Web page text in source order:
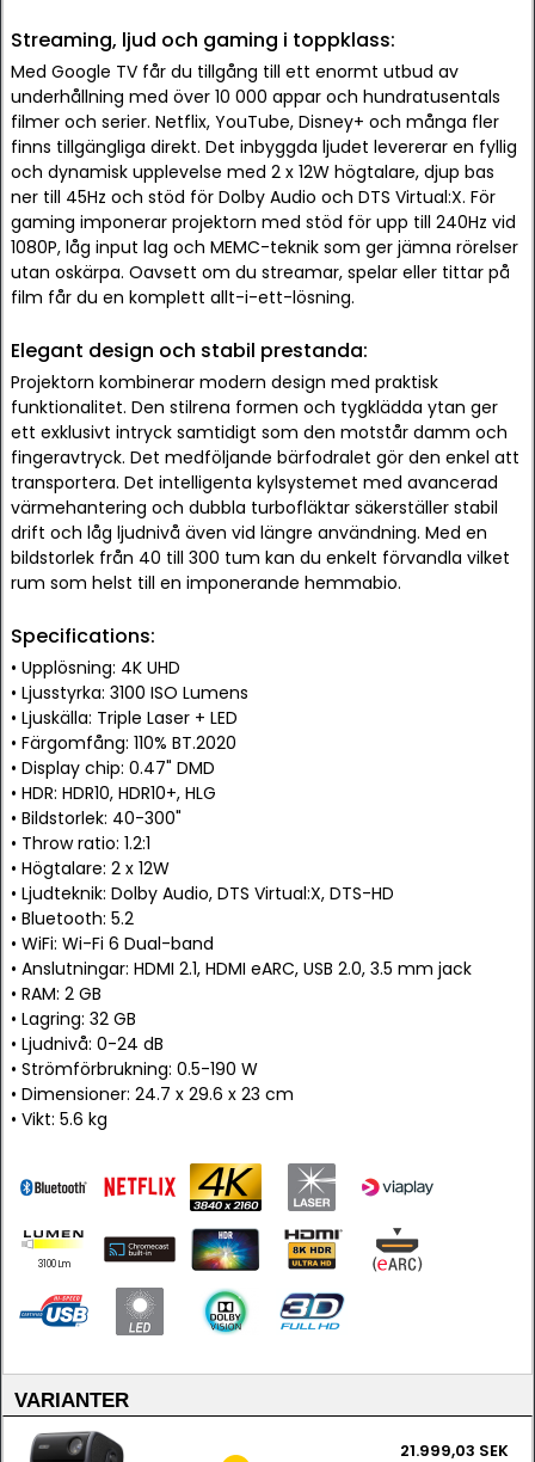
Streaming, ljud och gaming i toppklass:
Med Google TV får du tillgång till ett enormt utbud av
underhållning med över 10 000 appar och hundratusentals
filmer och serier. Netflix, YouTube, Disney+ och många fler
finns tillgängliga direkt. Det inbyggda ljudet levererar en fyllig
och dynamisk upplevelse med 2 x 12W högtalare, djup bas
ner till 45Hz och stöd för Dolby Audio och DTS Virtual:X. För
gaming imponerar projektorn med stöd för upp till 240Hz vid
1080P, låg input lag och MEMC-teknik som ger jämna rörelser
utan oskärpa. Oavsett om du streamar, spelar eller tittar på
film får du en komplett allt-i-ett-lösning.
Elegant design och stabil prestanda:
Projektorn kombinerar modern design med praktisk
funktionalitet. Den stilrena formen och tygklädda ytan ger
ett exklusivt intryck samtidigt som den motstår damm och
fingeravtryck. Det medföljande bärfodralet gör den enkel att
transportera. Det intelligenta kylsystemet med avancerad
värmehantering och dubbla turbofläktar säkerställer stabil
drift och låg ljudnivå även vid längre användning. Med en
bildstorlek från 40 till 300 tum kan du enkelt förvandla vilket
rum som helst till en imponerande hemmabio.
Specifications:
• Upplösning: 4K UHD
• Ljusstyrka: 3100 ISO Lumens
• Ljuskälla: Triple Laser + LED
• Färgomfång: 110% BT.2020
• Display chip: 0.47" DMD
• HDR: HDR10, HDR10+, HLG
• Bildstorlek: 40-300"
• Throw ratio: 1.2:1
• Högtalare: 2 x 12W
• Ljudteknik: Dolby Audio, DTS Virtual:X, DTS-HD
• Bluetooth: 5.2
• WiFi: Wi-Fi 6 Dual-band
• Anslutningar: HDMI 2.1, HDMI eARC, USB 2.0, 3.5 mm jack
• RAM: 2 GB
• Lagring: 32 GB
• Ljudnivå: 0-24 dB
• Strömförbrukning: 0.5-190 W
• Dimensioner: 24.7 x 29.6 x 23 cm
• Vikt: 5.6 kg
3100 Lm
VARIANTER
21.999,03 SEK